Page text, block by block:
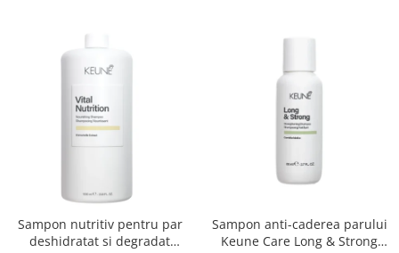
Sampon nutritiv pentru par
deshidratat si degradat
Sampon anti-caderea parului
Keune Care Long & Strong